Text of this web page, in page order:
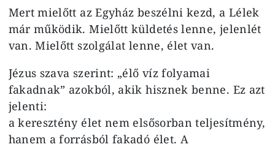
Mert mielőtt az Egyház beszélni kezd, a Lélek
már működik. Mielőtt küldetés lenne, jelenlét
van. Mielőtt szolgálat lenne, élet van.
Jézus szava szerint: „élő víz folyamai
fakadnak” azokból, akik hisznek benne. Ez azt
jelenti:
a keresztény élet nem elsősorban teljesítmény,
hanem a forrásból fakadó élet. A